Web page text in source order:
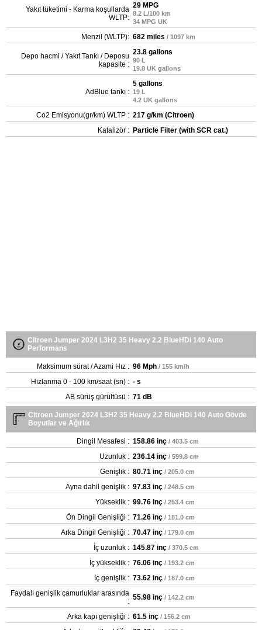
Yakıt tüketimi - Karma koşullarda
WLTP:
29 MPG
8.2 L/100 km
34 MPG UK
Menzil (WLTP): 682 miles / 1097 km
Depo hacmi / Yakıt Tankı / Deposu
kapasite :
23.8 gallons
90 L
19.8 UK gallons
AdBlue tankı :
5 gallons
19 L
4.2 UK gallons
Co2 Emisyonu(gr/km) WLTP : 217 g/km (Citroen)
Katalizör : Particle Filter (with SCR cat.)
Citroen Jumper 2024 L3H2 35 Heavy 2.2 BlueHDi 140 Auto
Performans
Maksimum sürat / Azami Hız : 96 Mph / 155 km/h
Hızlanma 0 - 100 km/saat (sn) : - s
AB sürüş gürültüsü : 71 dB
Citroen Jumper 2024 L3H2 35 Heavy 2.2 BlueHDi 140 Auto Gövde
Boyutlar ve Ağırlık
Dingil Mesafesi : 158.86 inç / 403.5 cm
Uzunluk : 236.14 inç / 599.8 cm
Genişlik : 80.71 inç / 205.0 cm
Ayna dahil genişlik : 97.83 inç / 248.5 cm
Yükseklik : 99.76 inç / 253.4 cm
Ön Dingil Genişliği : 71.26 inç / 181.0 cm
Arka Dingil Genişliği : 70.47 inç / 179.0 cm
İç uzunluk : 145.87 inç / 370.5 cm
İç yükseklik : 76.06 inç / 193.2 cm
İç genişlik : 73.62 inç / 187.0 cm
Faydalı genişlik çamurluklar arasında
: 55.98 inç / 142.2 cm
Arka kapı genişliği : 61.5 inç / 156.2 cm